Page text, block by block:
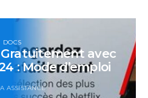
DOCS
avec
: Mode d’emploi
ASSISTANCE